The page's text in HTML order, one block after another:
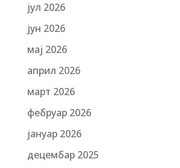
јул 2026
јун 2026
мај 2026
април 2026
март 2026
фебруар 2026
јануар 2026
децембар 2025